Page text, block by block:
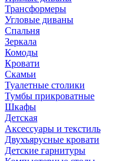
Трансформеры
Угловые диваны
Спальня
Зеркала
Комоды
Кровати
Скамьи
Туалетные столики
Тумбы прикроватные
Шкафы
Детская
Аксессуары и текстиль
Двухъярусные кровати
Детские гарнитуры